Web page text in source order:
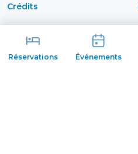
Réservations Événements
Crédits
Bulletin